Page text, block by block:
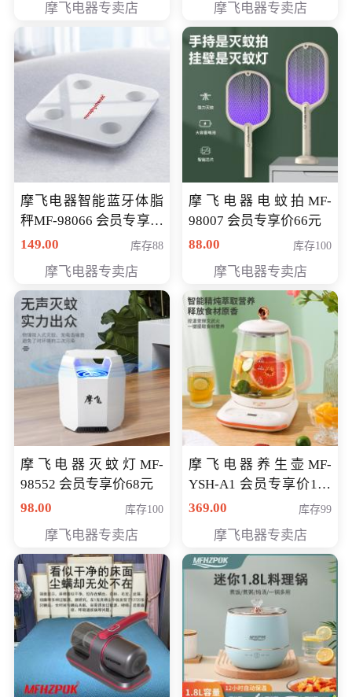
摩飞电器专卖店 摩飞电器专卖店
摩飞电器智能蓝牙体脂
秤MF-98066 会员专享价
98元
149.00 库存88
摩飞电器专卖店
摩飞电器电蚊拍MF-
98007 会员专享价66元
88.00
库存100
摩飞电器专卖店
摩飞电器灭蚊灯MF-
98552 会员专享价68元
98.00
库存100
摩飞电器专卖店
摩飞电器养生壶MF-
YSH-A1 会员专享价198
元
369.00 库存99
摩飞电器专卖店